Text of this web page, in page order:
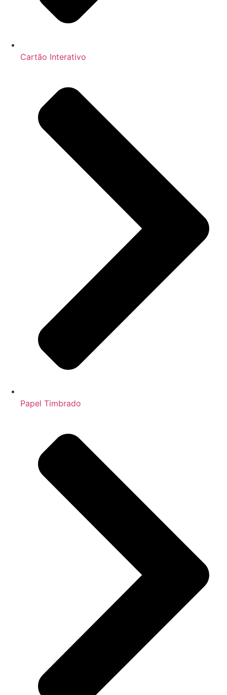
Cartão Interativo
Papel Timbrado